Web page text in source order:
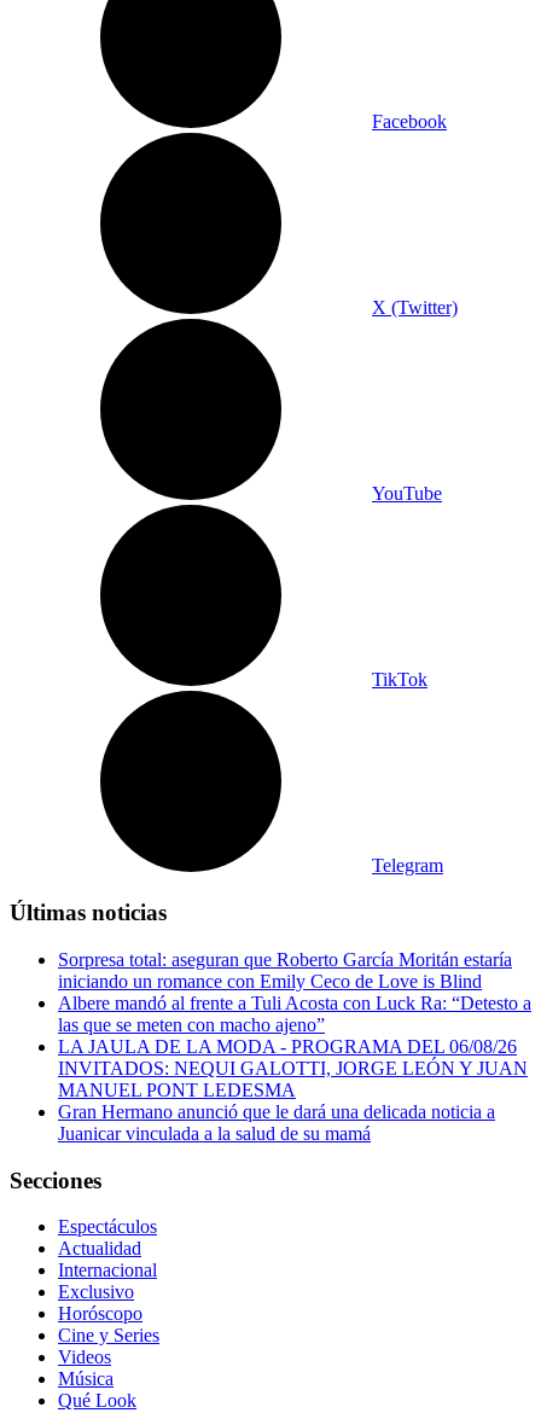
Facebook
X (Twitter)
YouTube
TikTok
Telegram
Últimas noticias
Sorpresa total: aseguran que Roberto García Moritán estaría
iniciando un romance con Emily Ceco de Love is Blind
Albere mandó al frente a Tuli Acosta con Luck Ra: “Detesto a
las que se meten con macho ajeno”
LA JAULA DE LA MODA - PROGRAMA DEL 06/08/26
INVITADOS: NEQUI GALOTTI, JORGE LEÓN Y JUAN
MANUEL PONT LEDESMA
Gran Hermano anunció que le dará una delicada noticia a
Juanicar vinculada a la salud de su mamá
Secciones
Espectáculos
Actualidad
Internacional
Exclusivo
Horóscopo
Cine y Series
Videos
Música
Qué Look